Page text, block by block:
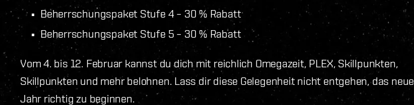
Beherrschungspaket Stufe 4 – 30 % Rabatt
Beherrschungspaket Stufe 5 – 30 % Rabatt
Vom 4. bis 12. Februar kannst du dich mit reichlich Omegazeit, PLEX, Skillpunkten,
Skillpunkten und mehr belohnen. Lass dir diese Gelegenheit nicht entgehen, das neue
Jahr richtig zu beginnen.